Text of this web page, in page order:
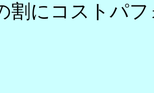
割にコストパ